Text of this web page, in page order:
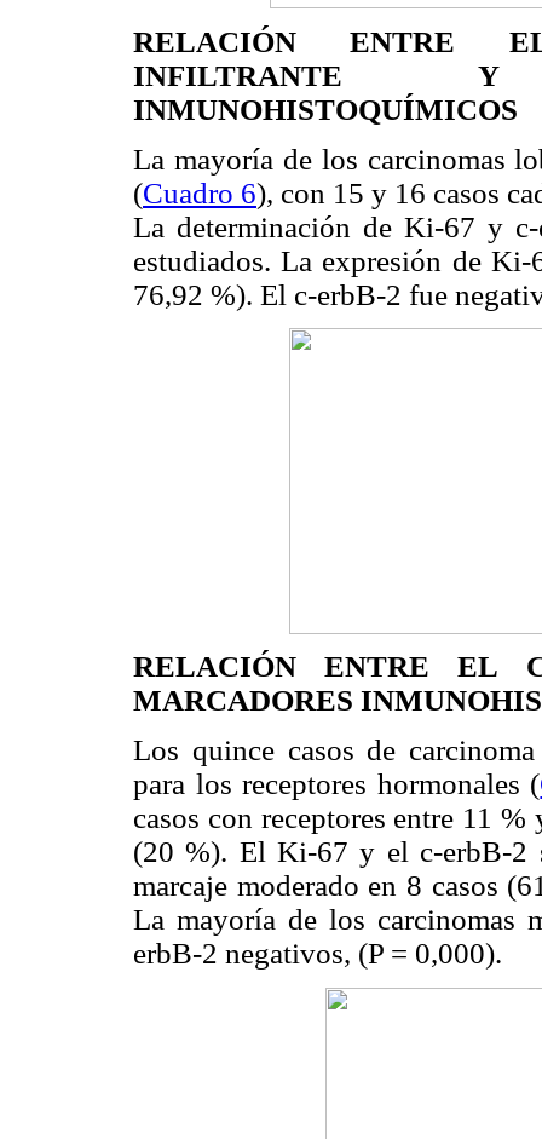
RELACIÓN ENTRE
INFILTRANTE
INMUNOHISTOQUÍMICOS
La mayoría de los carcinomas
(Cuadro 6), con 15 y 16 casos
La determinación de Ki-67 y
estudiados. La expresión de
76,92 %). El c-erbB-2 fue
RELACIÓN ENTRE EL
MARCADORES
Los quince casos de
para los receptores hormonales (
casos con receptores entre 11
(20 %). El Ki-67 y el c-erbB-2
marcaje moderado en 8 casos
La mayoría de los carcinomas
erbB-2 negativos, (P = 0,000).